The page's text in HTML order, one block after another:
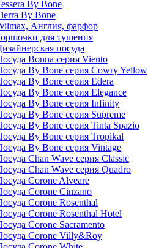
By Bone
By Bone
Англия, фарфор
для тушения
посуда
Bonna серия Viento
By Bone серия Cowry Yellow
By Bone серия Edera
By Bone серия Elegance
By Bone серия Infinity
By Bone серия Supreme
By Bone серия Tinta Spazio
By Bone серия Tropikal
By Bone серия Vintage
Chan Wave серия Classic
Chan Wave серия Quadro
Corone Alveare
Corone Cinzano
Corone Rosenthal
Corone Rosenthal Hotel
Corone Sacramento
Corone Villy&Roy